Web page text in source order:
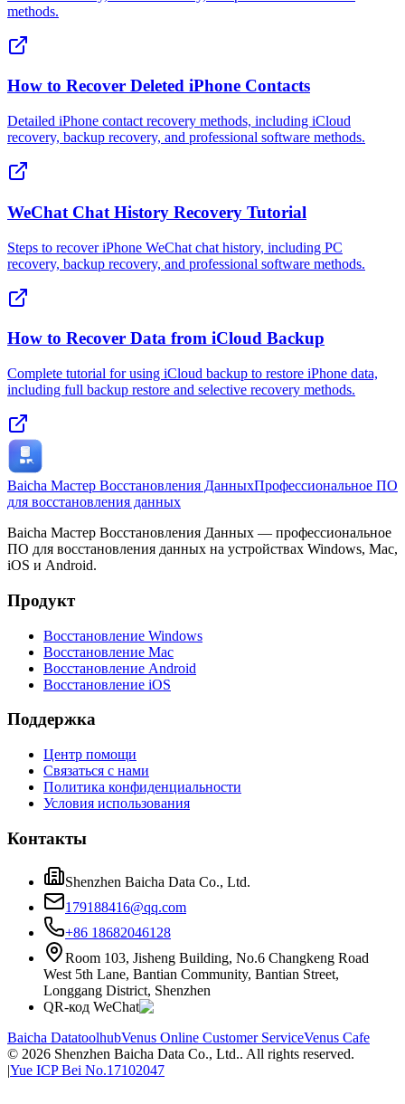
methods.
How to Recover Deleted iPhone Contacts
Detailed iPhone contact recovery methods, including iCloud
recovery, backup recovery, and professional software methods.
WeChat Chat History Recovery Tutorial
Steps to recover iPhone WeChat chat history, including PC
recovery, backup recovery, and professional software methods.
How to Recover Data from iCloud Backup
Complete tutorial for using iCloud backup to restore iPhone data,
including full backup restore and selective recovery methods.
Baicha Мастер Восстановления ДанныхПрофессиональное ПО
для восстановления данных
Baicha Мастер Восстановления Данных — профессиональное
ПО для восстановления данных на устройствах Windows, Mac,
iOS и Android.
Продукт
Восстановление Windows
Восстановление Mac
Восстановление Android
Восстановление iOS
Поддержка
Центр помощи
Связаться с нами
Политика конфиденциальности
Условия использования
Контакты
Shenzhen Baicha Data Co., Ltd.
179188416@qq.com
+86 18682046128
Room 103, Jisheng Building, No.6 Changkeng Road
West 5th Lane, Bantian Community, Bantian Street,
Longgang District, Shenzhen
QR-код WeChat
Baicha DatatoolhubVenus Online Customer ServiceVenus Cafe
© 2026 Shenzhen Baicha Data Co., Ltd.. All rights reserved.
|Yue ICP Bei No.17102047